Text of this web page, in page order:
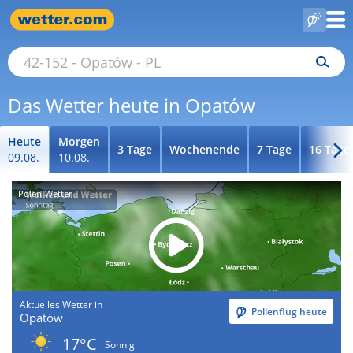
Das Wetter heute in Opatów
Heute
09.08.
Morgen
10.08.
3 Tage Wochenende 7 Tage 16 Tage
Polen-Wetter
Aktuelles Wetter in
Opatów Pollenflug heute
17°C
Sonnig